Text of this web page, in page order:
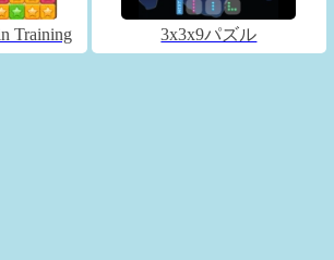
Training 3x3x9パズル